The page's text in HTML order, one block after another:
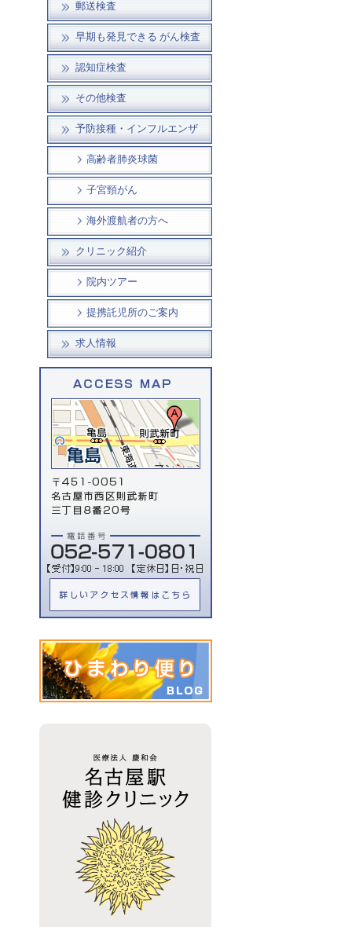
郵送検査
早期も発見できる がん検査
認知症検査
その他検査
予防接種・インフルエンザ
高齢者肺炎球菌
子宮頸がん
海外渡航者の方へ
クリニック紹介
院内ツアー
提携託児所のご案内
求人情報